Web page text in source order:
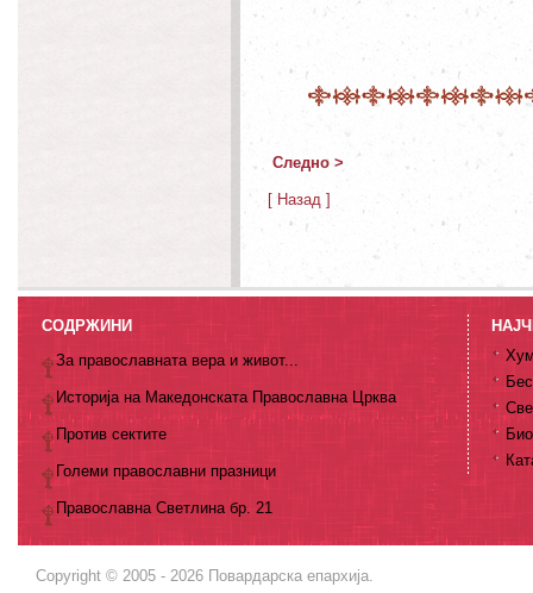
Следно >
[ Назад ]
СОДРЖИНИ
За православната вера и живот...
Историја на Македонската Православна Црква
Против сектите
Големи православни празници
Православна Светлина бр. 21
Copyright © 2005 - 2026 Повардарска епархија.